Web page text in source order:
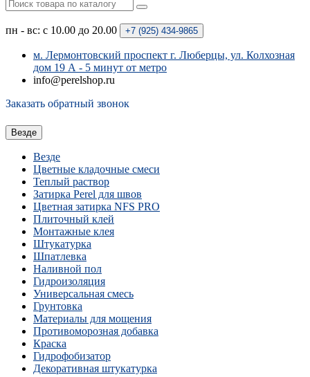
пн - вс: с 10.00 до 20.00 +7 (925) 434-9865
м. Лермонтовский проспект г. Люберцы, ул. Колхозная
дом 19 А - 5 минут от метро
info@perelshop.ru
Заказать обратный звонок
Везде
Везде
Цветные кладочные смеси
Теплый раствор
Затирка Perel для швов
Цветная затирка NFS PRO
Плиточный клей
Монтажные клея
Штукатурка
Шпатлевка
Наливной пол
Гидроизоляция
Универсальная смесь
Грунтовка
Материалы для мощения
Противоморозная добавка
Краска
Гидрофобизатор
Декоративная штукатурка